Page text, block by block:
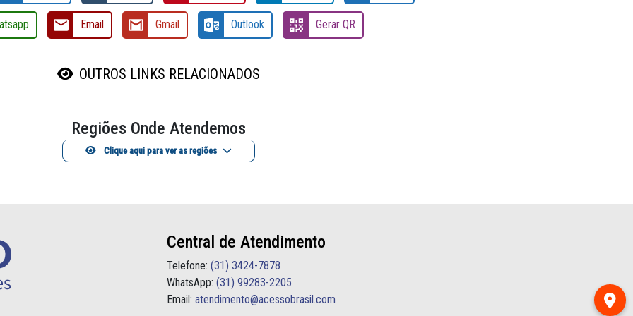
Email Gmail Outlook Gerar QR
OUTROS LINKS RELACIONADOS
Regiões Onde Atendemos
Clique aqui para ver as regiões
Central de Atendimento
Telefone: (31) 3424-7878
WhatsApp: (31) 99283-2205
Email: atendimento@acessobrasil.com